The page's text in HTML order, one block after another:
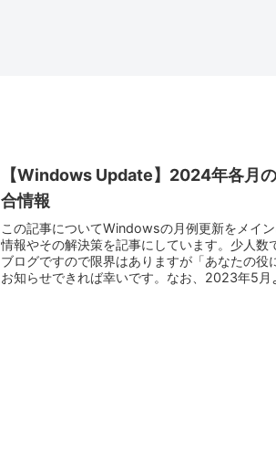
【Windows Update】2024年各月
合情報
この記事についてWindowsの月例更新をメイ
情報やその解決策を記事にしています。少人数
ブログですので限界はありますが「あなたの役
お知らせできれば幸いです。なお、2023年5月